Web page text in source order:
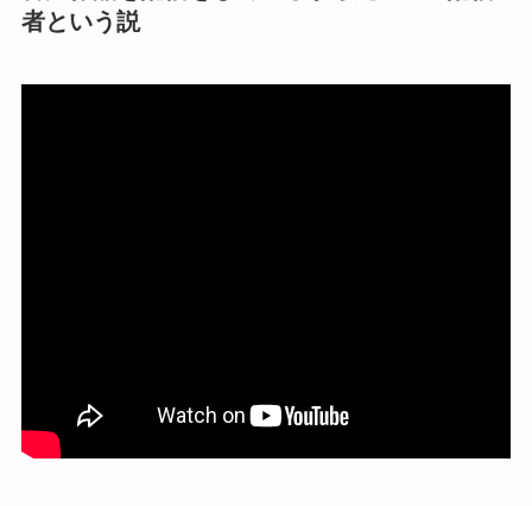
者という説